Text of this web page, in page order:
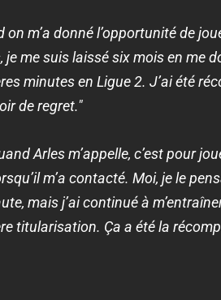
on m’a donné l’opportunité de
je me suis laissé six mois en me
minutes en Ligue 2. J’ai été
de regret."
Arles m’appelle, c’est pour
m’a contacté. Moi, je le
mais j’ai continué à
titularisation. Ça a été la